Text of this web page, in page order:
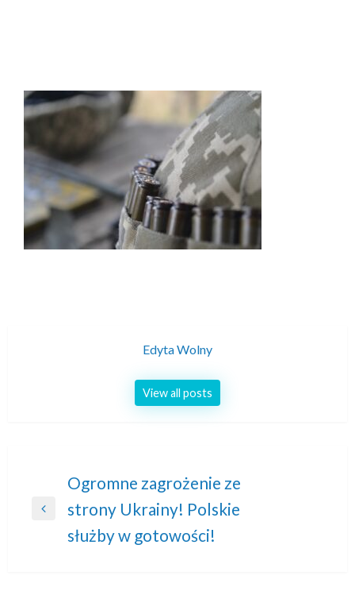
Edyta Wolny
View all posts
Nawigacja
wpisu
Previous
Ogromne zagrożenie ze
strony Ukrainy! Polskie
służby w gotowości!